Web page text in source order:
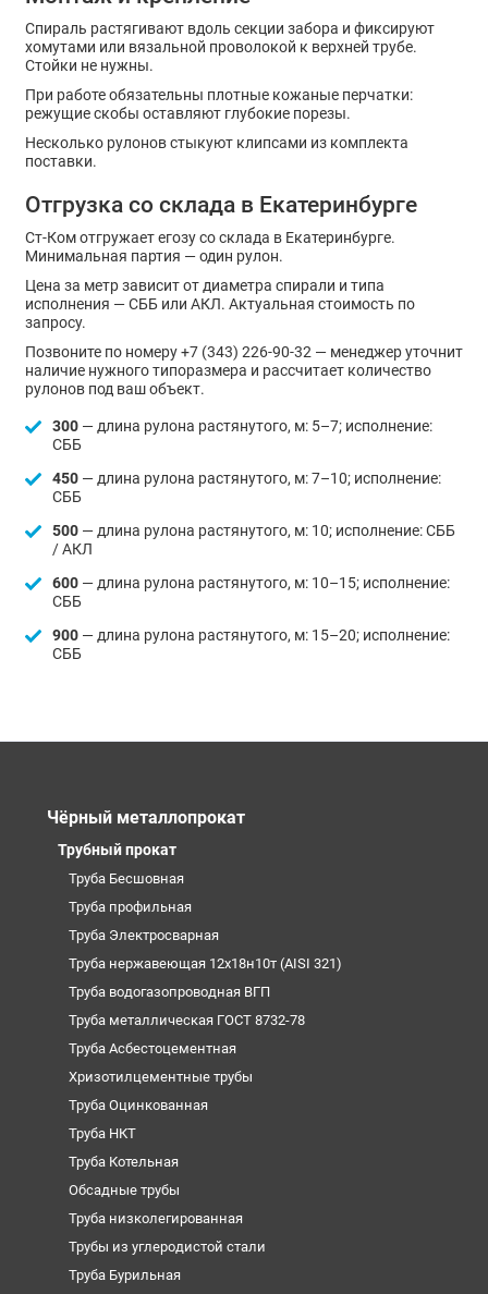
Спираль растягивают вдоль секции забора и фиксируют
хомутами или вязальной проволокой к верхней трубе.
Стойки не нужны.
При работе обязательны плотные кожаные перчатки:
режущие скобы оставляют глубокие порезы.
Несколько рулонов стыкуют клипсами из комплекта
поставки.
Отгрузка со склада в Екатеринбурге
Ст-Ком отгружает егозу со склада в Екатеринбурге.
Минимальная партия — один рулон.
Цена за метр зависит от диаметра спирали и типа
исполнения — СББ или АКЛ. Актуальная стоимость по
запросу.
Позвоните по номеру +7 (343) 226-90-32 — менеджер уточнит
наличие нужного типоразмера и рассчитает количество
рулонов под ваш объект.
300— длина рулона растянутого, м: 5–7; исполнение:
СББ
450— длина рулона растянутого, м: 7–10; исполнение:
СББ
500— длина рулона растянутого, м: 10; исполнение: СББ
/ АКЛ
600— длина рулона растянутого, м: 10–15; исполнение:
СББ
900— длина рулона растянутого, м: 15–20; исполнение:
СББ
Чёрный металлопрокат
Трубный прокат
Труба Бесшовная
Труба профильная
Труба Электросварная
Труба нержавеющая 12х18н10т (AISI 321)
Труба водогазопроводная ВГП
Труба металлическая ГОСТ 8732-78
Труба Асбестоцементная
Хризотилцементные трубы
Труба Оцинкованная
Труба НКТ
Труба Котельная
Обсадные трубы
Труба низколегированная
Трубы из углеродистой стали
Труба Бурильная